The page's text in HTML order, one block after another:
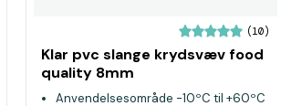
(10)
Klar pvc slange krydsvæv food
quality 8mm
Anvendelsesområde -10ºC til +60ºC